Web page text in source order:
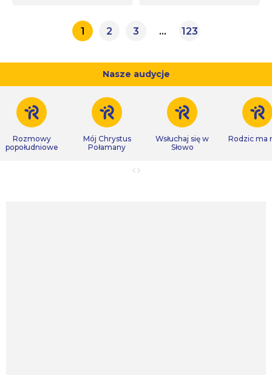
1 2 3 … 123
Nasze audycje
Rozmowy
popołudniowe
Mój Chrystus
Połamany
Wsłuchaj się w
Słowo
Rodzic ma